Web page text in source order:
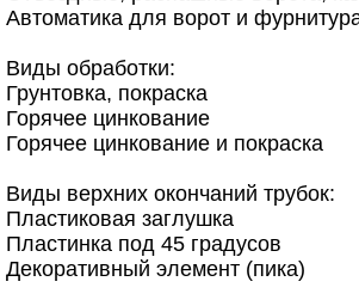
Автоматика для ворот и
Виды обработки:
Грунтовка, покраска
Горячее цинкование
Горячее цинкование и покраска
Виды верхних окончаний трубок:
Пластиковая заглушка
Пластинка под 45 градусов
Декоративный элемент (пика)